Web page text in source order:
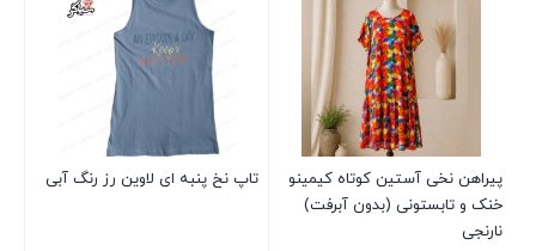
پیراهن نخی آستین کوتاه کیمینو
خنک و تابستونی (بدون آبرفت)
نارنجی
تاپ نخ پنبه ای لاوین رز رنگ آبی